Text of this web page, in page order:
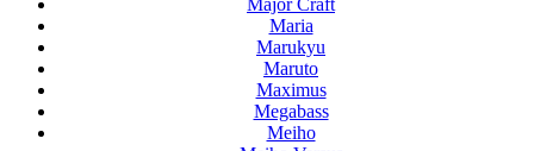
Major Craft
Maria
Marukyu
Maruto
Maximus
Megabass
Meiho